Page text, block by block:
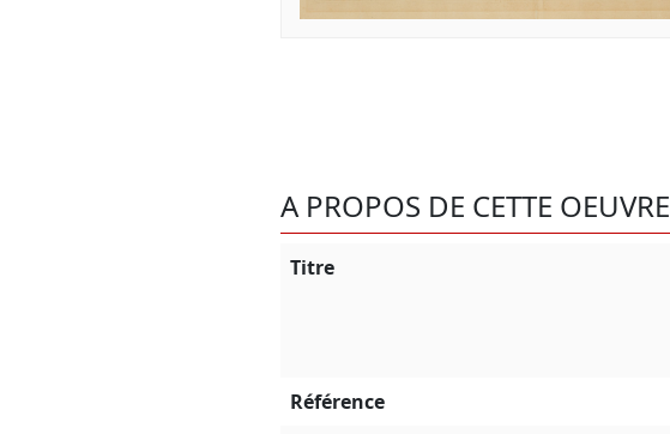
A PROPOS DE CETTE OEUVRE
Titre
Référence